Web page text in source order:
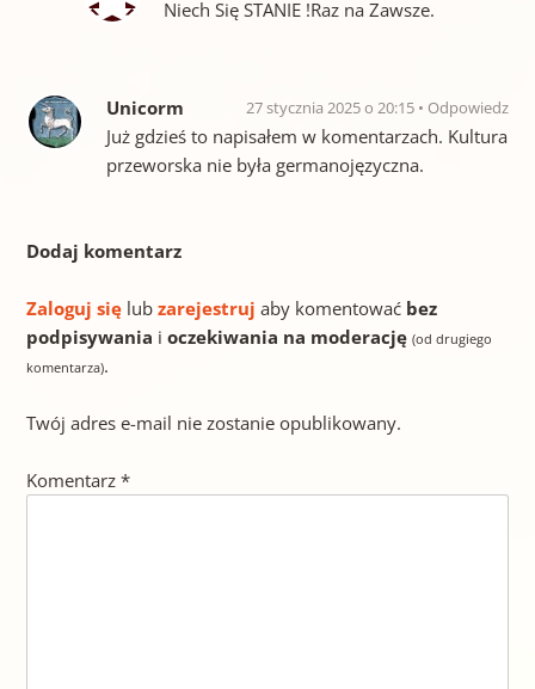
Niech Się STANIE !Raz na Zawsze.
Unicorm 27 stycznia 2025 o 20:15 Odpowiedz
Już gdzieś to napisałem w komentarzach. Kultura
przeworska nie była germanojęzyczna.
Dodaj komentarz
Zaloguj sięlub zarejestruj aby komentować bez
podpisywania i oczekiwania na moderację (od drugiego
komentarza).
Twój adres e-mail nie zostanie opublikowany.
Komentarz *